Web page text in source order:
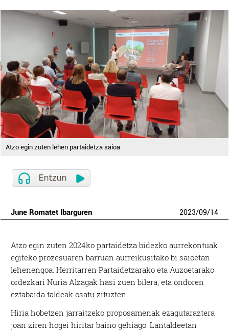
Atzo egin zuten lehen partaidetza saioa.
June Romatet Ibarguren 2023/09/14
Atzo egin zuten 2024ko partaidetza bidezko aurrekontuak
egiteko prozesuaren barruan aurreikusitako bi saioetan
lehenengoa. Herritarren Partaidetzarako eta Auzoetarako
ordezkari Nuria Alzagak hasi zuen bilera, eta ondoren
eztabaida taldeak osatu zituzten.
Hiria hobetzen jarraitzeko proposamenak ezagutaraztera
joan ziren hogei hiritar baino gehiago. Lantaldeetan